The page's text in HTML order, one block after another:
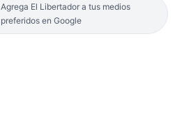
Agrega El Libertador a tus medios
preferidos en Google